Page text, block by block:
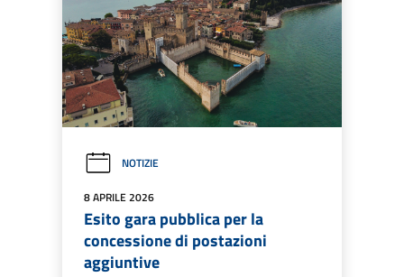
NOTIZIE
8 APRILE 2026
Esito gara pubblica per la
concessione di postazioni
aggiuntive